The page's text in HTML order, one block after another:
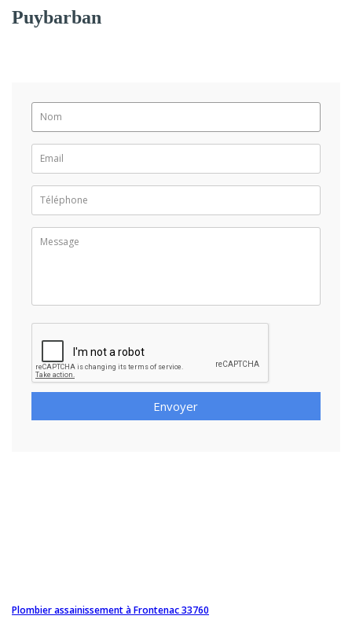
Puybarban
Envoyer
Plombier assainissement à Frontenac 33760